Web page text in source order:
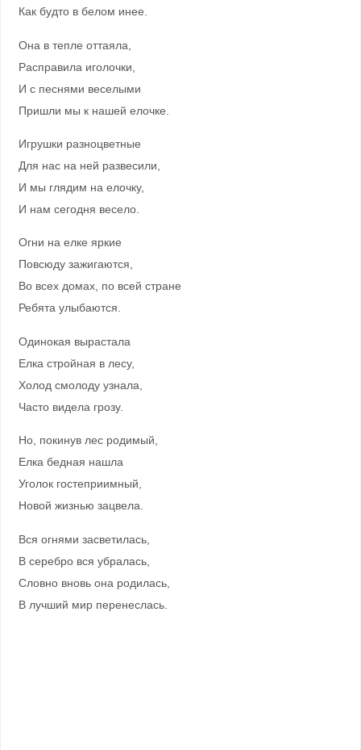
Как будто в белом инее.
Она в тепле оттаяла,
Расправила иголочки,
И с песнями веселыми
Пришли мы к нашей елочке.
Игрушки разноцветные
Для нас на ней развесили,
И мы глядим на елочку,
И нам сегодня весело.
Огни на елке яркие
Повсюду зажигаются,
Во всех домах, по всей стране
Ребята улыбаются.
Одинокая вырастала
Елка стройная в лесу,
Холод смолоду узнала,
Часто видела грозу.
Но, покинув лес родимый,
Елка бедная нашла
Уголок гостеприимный,
Новой жизнью зацвела.
Вся огнями засветилась,
В серебро вся убралась,
Словно вновь она родилась,
В лучший мир перенеслась.